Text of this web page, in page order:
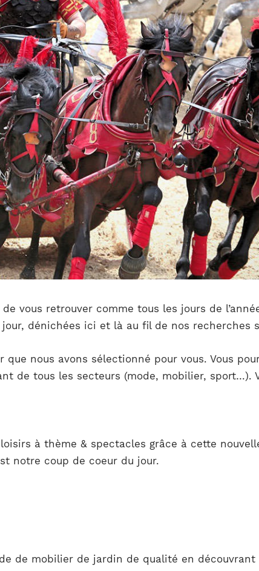
vous retrouver comme tous les jours de
dénichées ici et là au fil de nos recherches
nous avons sélectionné pour vous. Vous
de tous les secteurs (mode, mobilier, sport…).
à thème & spectacles grâce à cette
notre coup de coeur du jour.
de mobilier de jardin de qualité en